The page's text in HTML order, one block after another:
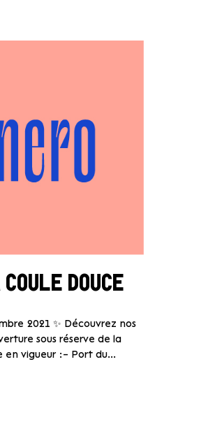
DOUCE
2021 ✨ Découvrez nos
sous réserve de la
vigueur :– Port du...